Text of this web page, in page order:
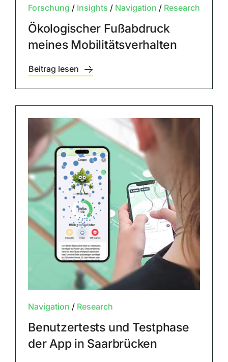
Forschung / Insights / Navigation / Research
Ökologischer Fußabdruck
meines Mobilitätsverhalten
Beitrag lesen
Navigation / Research
Benutzertests und Testphase
der App in Saarbrücken